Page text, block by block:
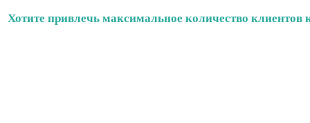
Хотите привлечь максимальное количество